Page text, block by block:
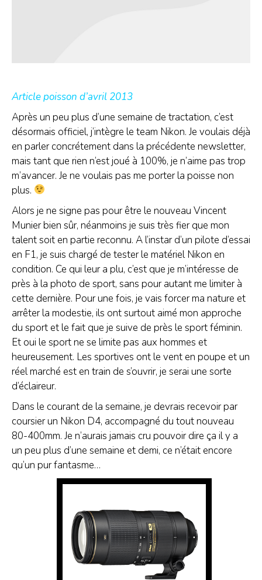
Article poisson d’avril 2013
Après un peu plus d’une semaine de tractation, c’est
désormais officiel, j’intègre le team Nikon. Je voulais déjà
en parler concrétement dans la précédente newsletter,
mais tant que rien n’est joué à 100%, je n’aime pas trop
m’avancer. Je ne voulais pas me porter la poisse non
plus.
Alors je ne signe pas pour être le nouveau Vincent
Munier bien sûr, néanmoins je suis très fier que mon
talent soit en partie reconnu. A l’instar d’un pilote d’essai
en F1, je suis chargé de tester le matériel Nikon en
condition. Ce qui leur a plu, c’est que je m’intéresse de
près à la photo de sport, sans pour autant me limiter à
cette dernière. Pour une fois, je vais forcer ma nature et
arrêter la modestie, ils ont surtout aimé mon approche
du sport et le fait que je suive de près le sport féminin.
Et oui le sport ne se limite pas aux hommes et
heureusement. Les sportives ont le vent en poupe et un
réel marché est en train de s’ouvrir, je serai une sorte
d’éclaireur.
Dans le courant de la semaine, je devrais recevoir par
coursier un Nikon D4, accompagné du tout nouveau
80-400mm. Je n’aurais jamais cru pouvoir dire ça il y a
un peu plus d’une semaine et demi, ce n’était encore
qu’un pur fantasme…